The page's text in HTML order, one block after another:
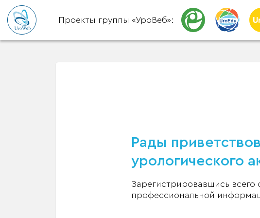
Проекты группы «УроВеб»:
Рады
урологического
Зарегистрировавшись всего
профессиональной